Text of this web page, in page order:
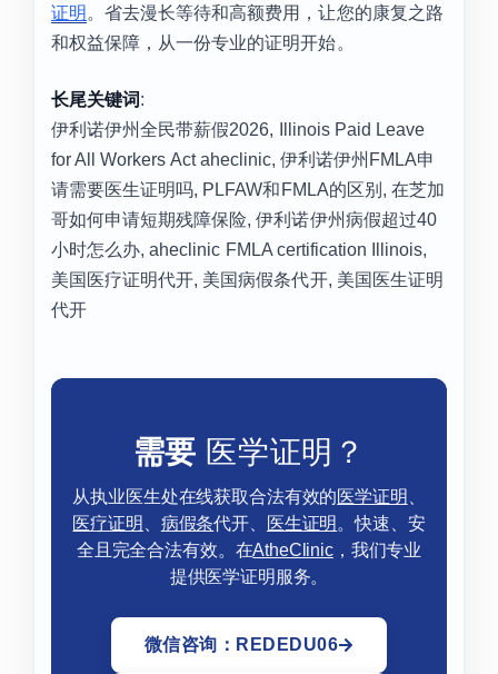
证明 。省去漫长等待和高额费用，让您的康复之路
和权益保障，从一份专业的证明开始。
长尾关键词:
伊利诺伊州全民带薪假2026, Illinois Paid Leave
for All Workers Act aheclinic, 伊利诺伊州FMLA申
请需要医生证明吗, PLFAW和FMLA的区别, 在芝加
哥如何申请短期残障保险, 伊利诺伊州病假超过40
小时怎么办, aheclinic FMLA certification Illinois,
美国医疗证明代开, 美国病假条代开, 美国医生证明
代开
需要 医学证明？
从执业医生处在线获取合法有效的医学证明
医疗证明
病假条代开、 医生证明 。快速、安
全且完全合法有效。在AtheClinic，我们专业
提供医学证明服务。
微信咨询：REDEDU06